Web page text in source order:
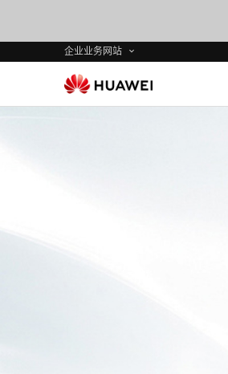
企业业务网站